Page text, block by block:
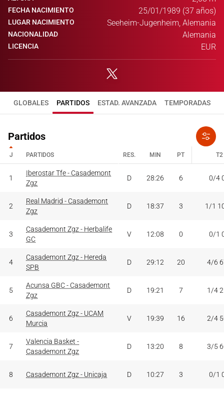
FECHA NACIMIENTO 25/01/1989 (37 años)
LUGAR NACIMIENTO Seeheim-Jugenheim, Alemania
NACIONALIDAD Alemania
LICENCIA EUR
GLOBALES PARTIDOS ESTAD. AVANZADA TEMPORADAS
Partidos
J PARTIDOS RES. MIN PT T2
PARTIDOS
1
Iberostar Tfe - Casademont
Zgz
D 28:26 6 0/4
2
Real Madrid - Casademont
Zgz
D 18:37 3 1/1
3
Casademont Zgz - Herbalife
GC
V 12:08 0 0/1
4
Casademont Zgz - Hereda
SPB
D 29:12 20 4/6
5
Acunsa GBC - Casademont
Zgz
D 19:21 7 1/4
6
Casademont Zgz - UCAM
Murcia
V 19:39 16 2/4
7
Valencia Basket -
Casademont Zgz
D 13:20 8 3/5
8 Casademont Zgz - Unicaja D 10:27 3 0/1